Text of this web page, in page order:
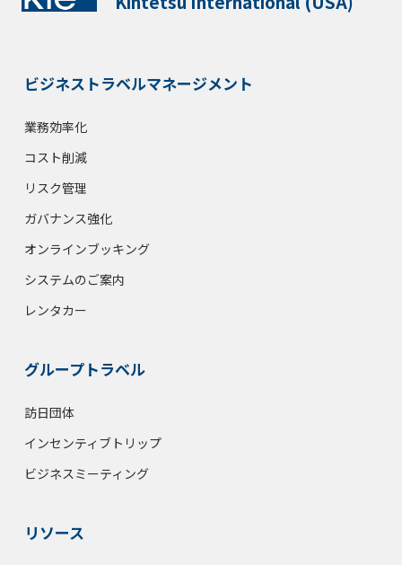
ビジネストラベルマネージメント
業務効率化
コスト削減
リスク管理
ガバナンス強化
オンラインブッキング
システムのご案内
レンタカー
グループトラベル
訪日団体
インセンティブトリップ
ビジネスミーティング
リソース